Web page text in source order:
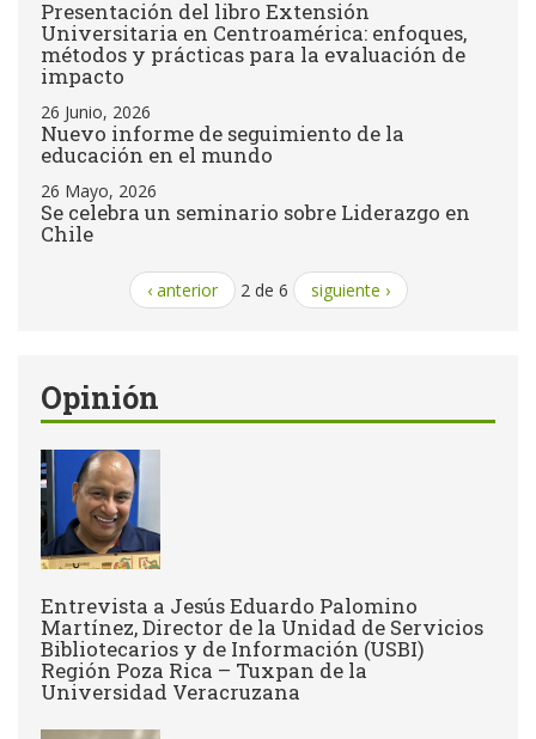
Presentación del libro Extensión
Universitaria en Centroamérica: enfoques,
métodos y prácticas para la evaluación de
impacto
26 Junio, 2026
Nuevo informe de seguimiento de la
educación en el mundo
26 Mayo, 2026
Se celebra un seminario sobre Liderazgo en
Chile
‹ anterior 2 de 6 siguiente ›
Opinión
Entrevista a Jesús Eduardo Palomino
Martínez, Director de la Unidad de Servicios
Bibliotecarios y de Información (USBI)
Región Poza Rica – Tuxpan de la
Universidad Veracruzana